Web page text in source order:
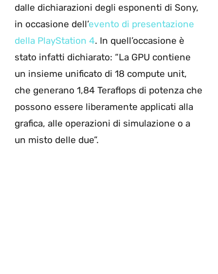
dalle dichiarazioni degli esponenti di Sony,
in occasione dell’evento di presentazione
della PlayStation 4. In quell’occasione è
stato infatti dichiarato: “La GPU contiene
un insieme unificato di 18 compute unit,
che generano 1,84 Teraflops di potenza che
possono essere liberamente applicati alla
grafica, alle operazioni di simulazione o a
un misto delle due”.